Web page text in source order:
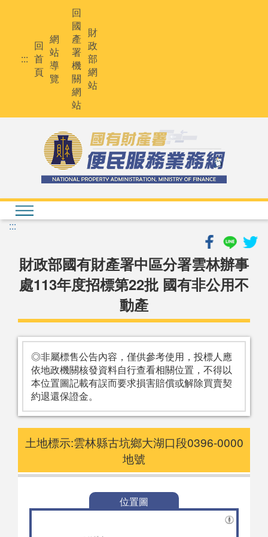
:::
回
首
頁
網
站
導
覽
回
國
產
署
機
關
網
站
財
政
部
網
站
:::
財政部國有財產署中區分署雲林辦事
處113年度招標第22批 國有非公用不
動產
◎非屬標售公告內容，僅供參考使用，投標人應
依地政機關核發資料自行查看相關位置，不得以
本位置圖記載有誤而要求損害賠償或解除買賣契
約退還保證金。
土地標示:雲林縣古坑鄉大湖口段0396-0000
地號
位置圖